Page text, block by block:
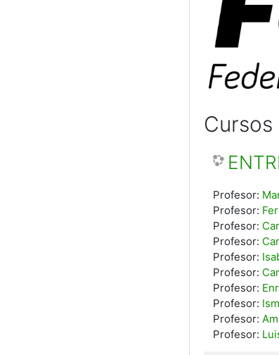
Profesor:
Profesor:
Profesor:
Profesor:
Profesor:
Profesor:
Profesor:
Profesor:
Profesor:
Profesor: